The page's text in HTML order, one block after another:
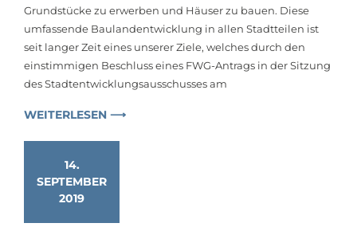
Grundstücke zu erwerben und Häuser zu bauen. Diese
umfassende Baulandentwicklung in allen Stadtteilen ist
seit langer Zeit eines unserer Ziele, welches durch den
einstimmigen Beschluss eines FWG-Antrags in der Sitzung
des Stadtentwicklungsausschusses am
WEITERLESEN ⟶
14.
SEPTEMBER
2019